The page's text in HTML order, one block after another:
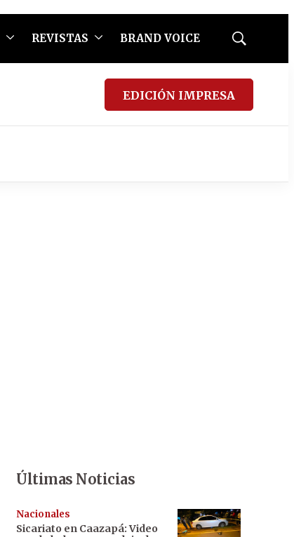
REVISTAS BRAND VOICE
Mostrar
EDICIÓN IMPRESA
Últimas Noticias
Nacionales
Sicariato en Caazapá: Video